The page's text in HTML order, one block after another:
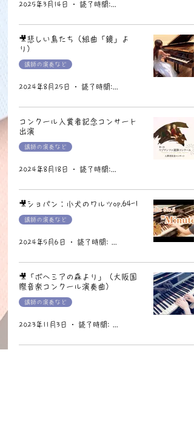
2025年3月14日
🎥悲しい鳥たち（組曲「鏡」よ
り）
講師の演奏など
2024年8月25日
コンクール入賞者記念コンサート
出演
講師の演奏など
2024年8月18日
🎥ショパン：小犬のワルツop.64-1
講師の演奏など
2024年5月6日
🎥「ボヘミアの森より」（大阪国
際音楽コンクール演奏曲）
講師の演奏など
2023年11月3日